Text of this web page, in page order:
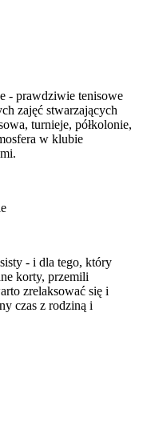
- prawdziwie tenisowe
zajęć stwarzających
turnieje, półkolonie,
w klubie
- i dla tego, który
korty, przemili
zrelaksować się i
czas z rodziną i